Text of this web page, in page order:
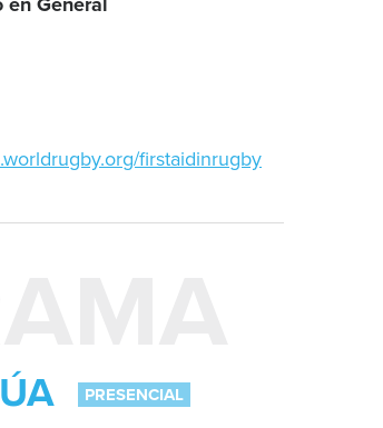
firstaidinrugby
PRESENCIAL